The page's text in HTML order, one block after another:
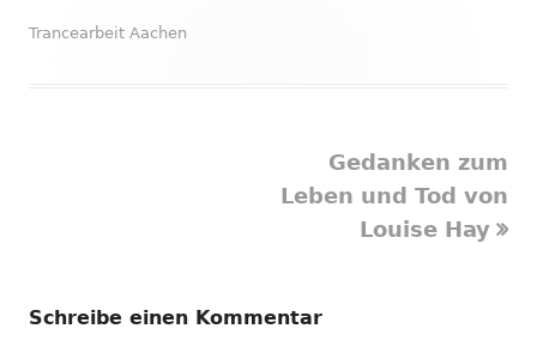
Trancearbeit Aachen
BeitragsnavigationNächster
Beitrag
Gedanken zum
Leben und Tod von
Louise Hay
Schreibe einen Kommentar